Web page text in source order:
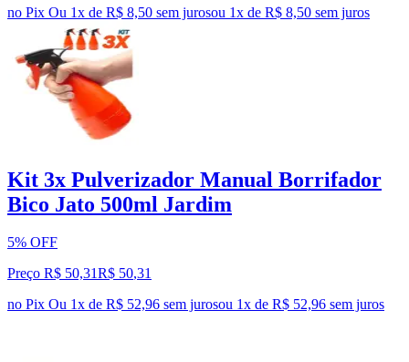
no Pix Ou 1x de R$ 8,50 sem jurosou 1x de R$ 8,50 sem juros
Kit 3x Pulverizador Manual Borrifador
Bico Jato 500ml Jardim
5% OFF
Preço R$ 50,31R$ 50,31
no Pix Ou 1x de R$ 52,96 sem jurosou 1x de R$ 52,96 sem juros